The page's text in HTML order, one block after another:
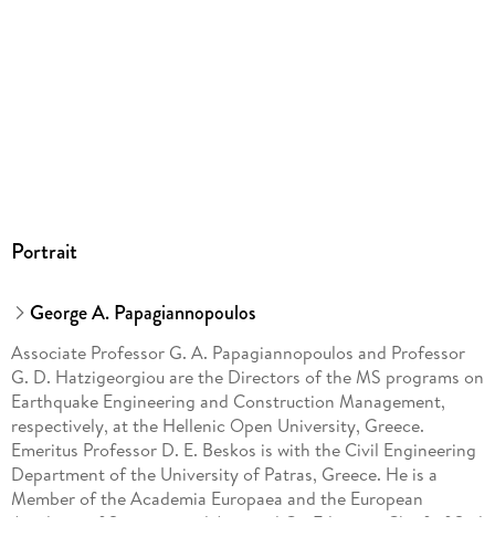
Portrait
George A. Papagiannopoulos
Associate Professor G. A. Papagiannopoulos and Professor
G. D. Hatzigeorgiou are the Directors of the MS programs on
Earthquake Engineering and Construction Management,
respectively, at the Hellenic Open University, Greece.
Emeritus Professor D. E. Beskos is with the Civil Engineering
Department of the University of Patras, Greece. He is a
Member of the Academia Europaea and the European
Academy of Sciences and Arts and Co-Editor-in-Chief of Soil